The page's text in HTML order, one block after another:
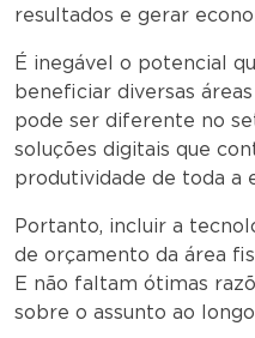
resultados e gerar
É inegável o potencial
beneficiar diversas
pode ser diferente no
soluções digitais que
produtividade de toda a
Portanto, incluir a
de orçamento da área
E não faltam ótimas
sobre o assunto ao